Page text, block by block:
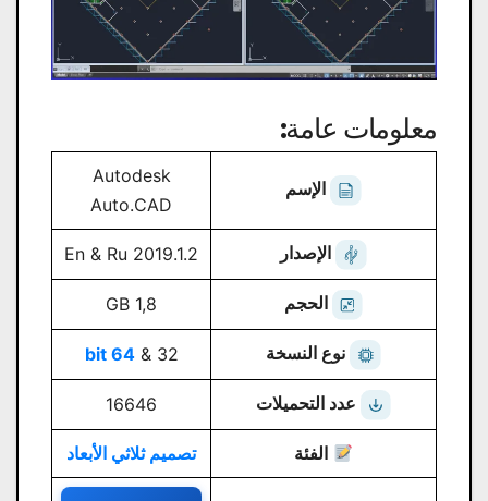
معلومات عامة:
الإسم
Autodesk
Auto.CAD
الإصدار 2019.1.2 En & Ru
الحجم 1,8 GB
نوع النسخة 32 &
64 bit
عدد التحميلات 16646
الفئة تصميم ثلاثي الأبعاد